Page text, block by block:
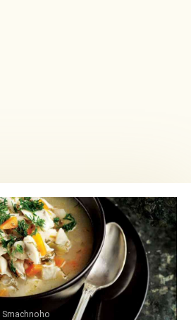
Smachnoho